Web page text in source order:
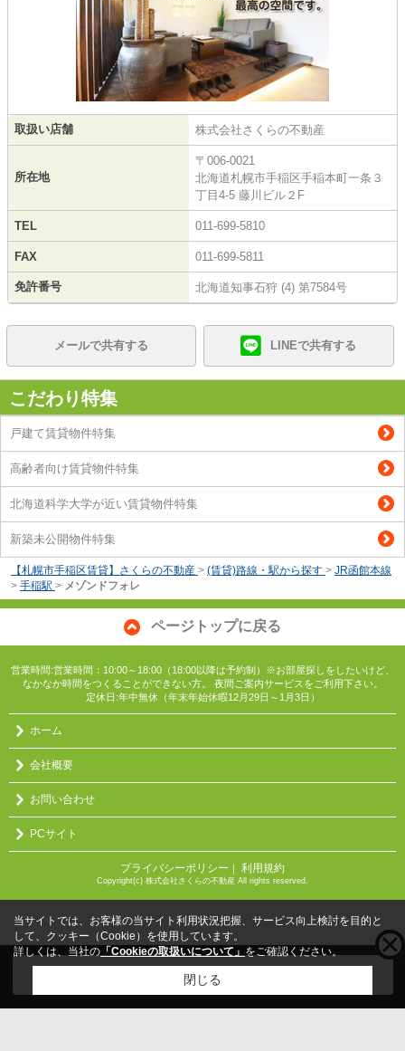
取扱い店舗 株式会社さくらの不動産
所在地
〒006-0021
北海道札幌市手稲区手稲本町一条３
丁目4-5 藤川ビル２F
TEL 011-699-5810
FAX 011-699-5811
免許番号 北海道知事石狩 (4) 第7584号
メールで共有する LINEで共有する
こだわり特集
戸建て賃貸物件特集
高齢者向け賃貸物件特集
北海道科学大学が近い賃貸物件特集
新築未公開物件特集
【札幌市手稲区賃貸】さくらの不動産 > (賃貸)路線・駅から探す > JR函館本線
> 手稲駅 > メゾンドフォレ
ページトップに戻る
営業時間:営業時間：10:00～18:00（18:00以降は予約制）※お部屋探しをしたいけど、
なかなか時間をつくることができない方。 夜間ご案内サービスをご利用下さい。
定休日:年中無休（年末年始休暇12月29日～1月3日）
ホーム
会社概要
お問い合わせ
PCサイト
プライバシーポリシー ｜ 利用規約
Copyright(c) 株式会社さくらの不動産 All rights reserved.
こちらの物件をご覧の方にお勧めな物件
当サイトでは、お客様の当サイト利用状況把握、サービス向上検討を目的と
して、クッキー（Cookie）を使用しています。
詳しくは、当社の 「Cookieの取扱いについて」 をご確認ください。
閉じる